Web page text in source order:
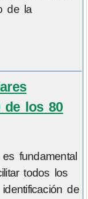
de la
de los 80
fundamental
todos los
de